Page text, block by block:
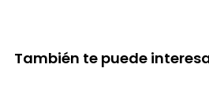
También te puede